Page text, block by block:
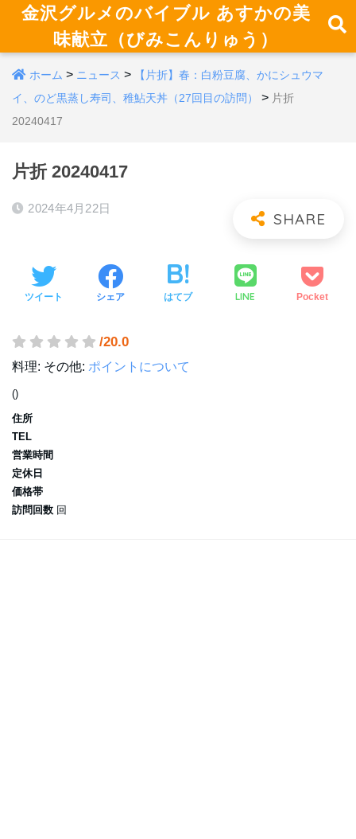
金沢グルメのバイブル あすかの美
味献立（びみこんりゅう）
ホーム > ニュース >
【片折】春：白粉豆腐、かにシュウマ
イ、のど黒蒸し寿司、稚鮎天丼（27回目の訪問）
> 片折
20240417
片折 20240417
2024年4月22日
ツイート シェア はてブ LINE Pocket
/20.0
料理: その他: ポイントについて
()
住所
TEL
営業時間
定休日
価格帯
訪問回数 回